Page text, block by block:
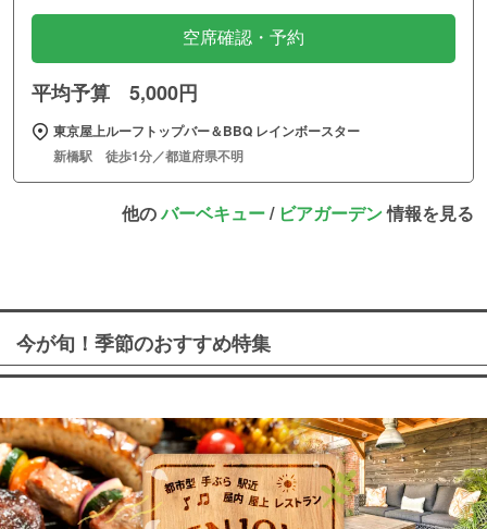
空席確認・予約
平均予算 5,000円
東京屋上ルーフトップバー＆BBQ レインボースター
新橋駅 徒歩1分／都道府県不明
他のバーベキュー/ ビアガーデン情報を見る
今が旬！季節のおすすめ特集